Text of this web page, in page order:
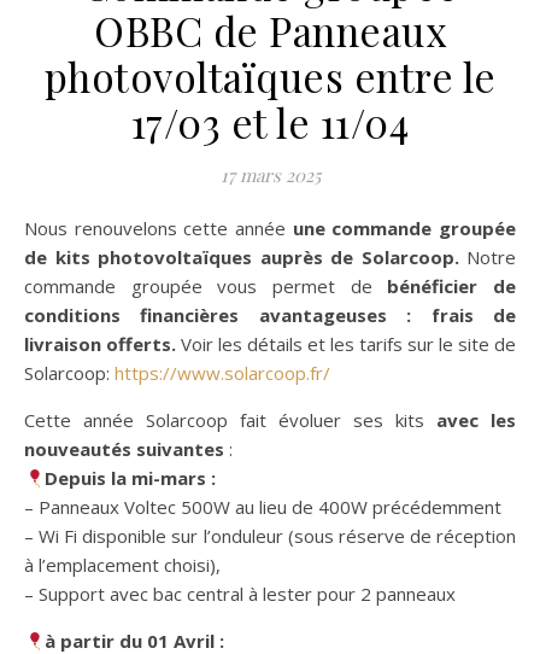
OBBC de Panneaux
photovoltaïques entre le
17/03 et le 11/04
17 mars 2025
Nous renouvelons cette année une commande groupée
de kits photovoltaïques auprès de Solarcoop. Notre
commande groupée vous permet de bénéficier de
conditions financières avantageuses : frais de
livraison offerts. Voir les détails et les tarifs sur le site de
Solarcoop: https://www.solarcoop.fr/
Cette année Solarcoop fait évoluer ses kits avec les
nouveautés suivantes :
Depuis la mi-mars :
– Panneaux Voltec 500W au lieu de 400W précédemment
– Wi Fi disponible sur l’onduleur (sous réserve de réception
à l’emplacement choisi),
– Support avec bac central à lester pour 2 panneaux
à partir du 01 Avril :